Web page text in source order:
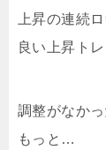
上昇の連続ロ
良い上昇ト
調整がなか
もっと…